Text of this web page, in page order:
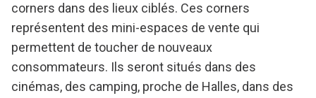
corners dans des lieux ciblés. Ces corners
représentent des mini-espaces de vente qui
permettent de toucher de nouveaux
consommateurs. Ils seront situés dans des
cinémas, des camping, proche de Halles, dans des